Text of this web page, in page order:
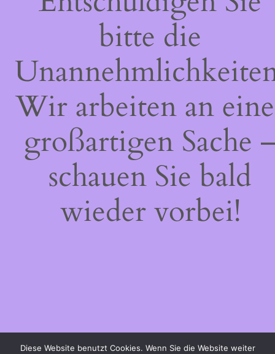
bitte die
Wir arbeiten an
großartigen Sache
schauen Sie bald
wieder vorbei!
Diese Website benutzt Cookies. Wenn Sie die Website weiter